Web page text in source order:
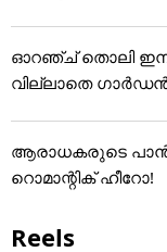
ഓറഞ്ച് തൊലി
വില്ലാതെ ഗാർഡൻ
ആരാധകരുടെ
റൊമാന്റിക് ഹീറോ!
Reels